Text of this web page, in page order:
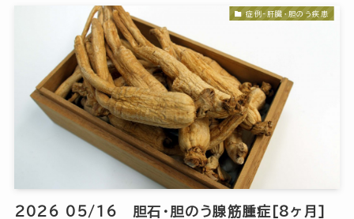
症例-肝臓・胆のう疾患
2026 05/16 胆石・胆のう腺筋腫症[8ヶ月]